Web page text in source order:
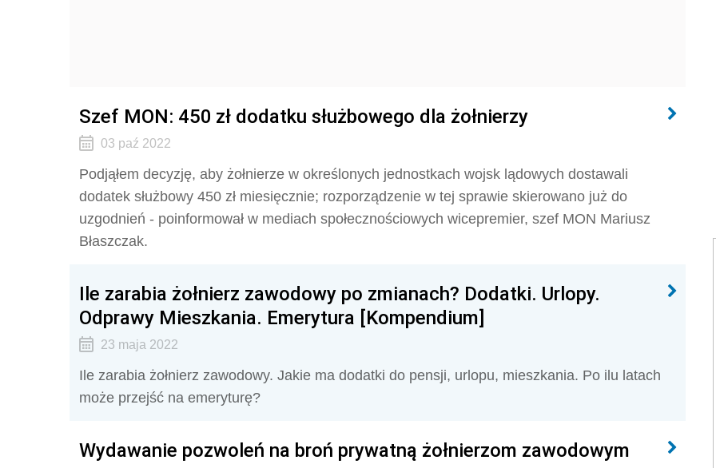
Szef MON: 450 zł dodatku służbowego dla żołnierzy
03 paź 2022
Podjąłem decyzję, aby żołnierze w określonych jednostkach wojsk lądowych dostawali
dodatek służbowy 450 zł miesięcznie; rozporządzenie w tej sprawie skierowano już do
uzgodnień - poinformował w mediach społecznościowych wicepremier, szef MON Mariusz
Błaszczak.
Ile zarabia żołnierz zawodowy po zmianach? Dodatki. Urlopy.
Odprawy Mieszkania. Emerytura [Kompendium]
23 maja 2022
Ile zarabia żołnierz zawodowy. Jakie ma dodatki do pensji, urlopu, mieszkania. Po ilu latach
może przejść na emeryturę?
Wydawanie pozwoleń na broń prywatną żołnierzom zawodowym